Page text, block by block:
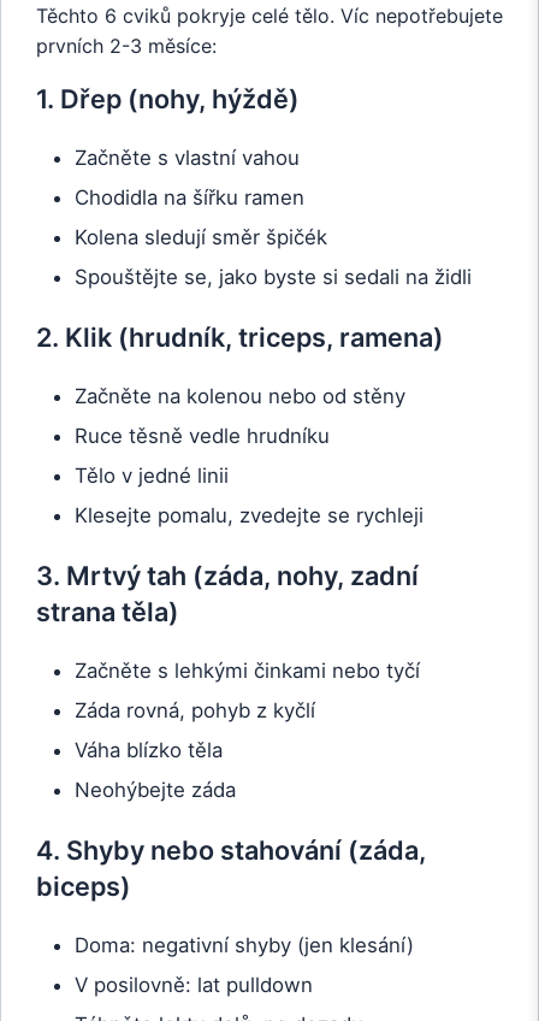
Těchto 6 cviků pokryje celé tělo. Víc nepotřebujete
prvních 2-3 měsíce:
1. Dřep (nohy, hýždě)
Začněte s vlastní vahou
Chodidla na šířku ramen
Kolena sledují směr špičék
Spouštějte se, jako byste si sedali na židli
2. Klik (hrudník, triceps, ramena)
Začněte na kolenou nebo od stěny
Ruce těsně vedle hrudníku
Tělo v jedné linii
Klesejte pomalu, zvedejte se rychleji
3. Mrtvý tah (záda, nohy, zadní
strana těla)
Začněte s lehkými činkami nebo tyčí
Záda rovná, pohyb z kyčlí
Váha blízko těla
Neohýbejte záda
4. Shyby nebo stahování (záda,
biceps)
Doma: negativní shyby (jen klesání)
V posilovně: lat pulldown